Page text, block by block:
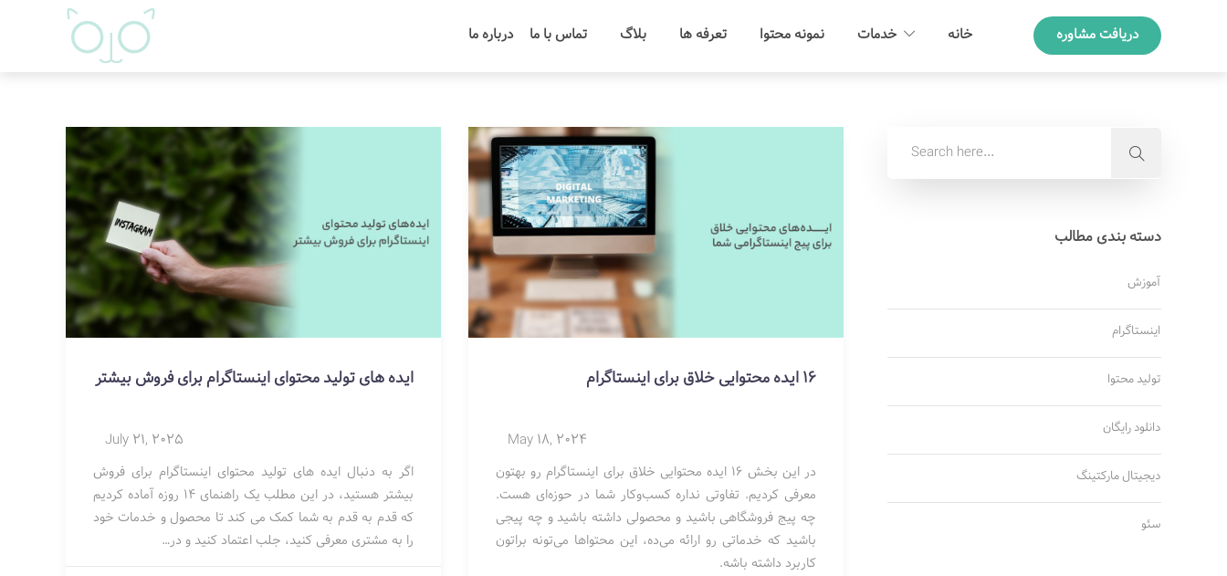
خانه خدمات نمونه محتوا تعرفه ها بلاگ تماس با ما درباره ما دریافت مشاوره
ایده های تولید محتوای اینستاگرام برای فروش بیشتر
July 21, 2025
اگر به دنبال ایده های تولید محتوای اینستاگرام برای فروش
بیشتر هستید، در این مطلب یک راهنمای 14 روزه آماده کردیم
که قدم به قدم به شما کمک می کند تا محصول و خدمات خود
را به مشتری معرفی کنید، جلب اعتماد کنید و در…
16 ایده محتوایی خلاق برای اینستاگرام
May 18, 2024
در این بخش 16 ایده محتوایی خلاق برای اینستاگرام رو بهتون
معرفی کردیم. تفاوتی نداره کسب‌وکار شما در حوزه‌ای هست.
چه پیج فروشگاهی باشید و محصولی داشته باشید و چه پیجی
باشید که خدماتی رو ارائه می‌ده، این محتواها می‌تونه براتون
کاربرد داشته باشه.
دسته بندی مطالب
آموزش
اینستاگرام
تولید محتوا
دانلود رایگان
دیجیتال مارکتینگ
سئو